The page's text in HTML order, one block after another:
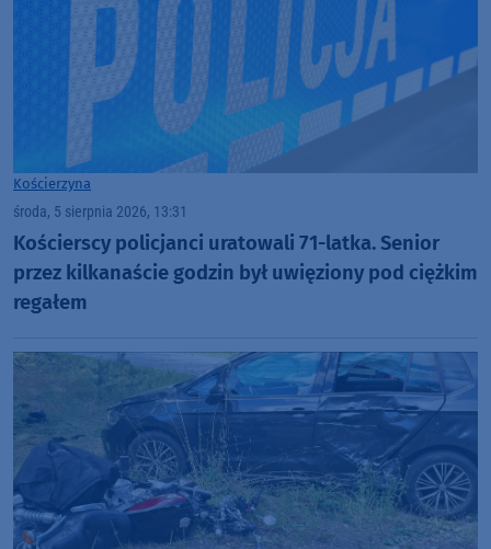
Kościerzyna
środa, 5 sierpnia 2026, 13:31
Kościerscy policjanci uratowali 71-latka. Senior
przez kilkanaście godzin był uwięziony pod ciężkim
regałem